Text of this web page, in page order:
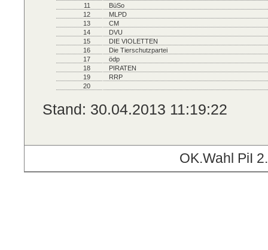
11
BüSo
12
MLPD
13
CM
14
DVU
15
DIE VIOLETTEN
16
Die Tierschutzpartei
17
ödp
18
PIRATEN
19
RRP
20
Stand: 30.04.2013 11:19:22
OK.Wahl PiI